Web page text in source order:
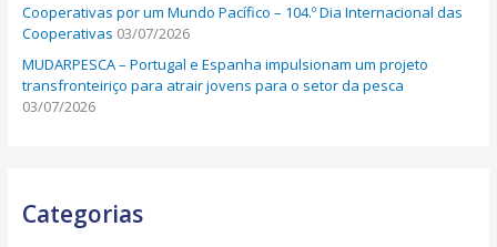
Cooperativas por um Mundo Pacífico – 104.º Dia Internacional das
Cooperativas 03/07/2026
MUDARPESCA – Portugal e Espanha impulsionam um projeto
transfronteiriço para atrair jovens para o setor da pesca
03/07/2026
Categorias